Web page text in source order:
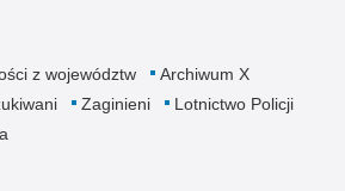
z województw
Archiwum X
Zaginieni
Lotnictwo Policji